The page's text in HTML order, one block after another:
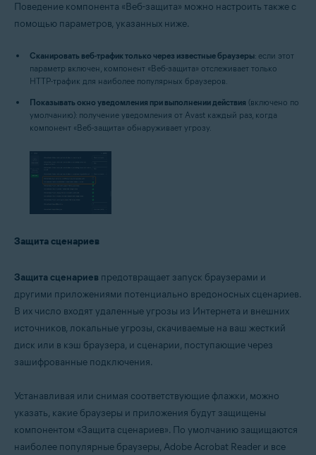
Поведение компонента «Веб-защита» можно настроить также с
помощью параметров, указанных ниже.
Сканировать веб-трафик только через известные браузеры: если этот
параметр включен, компонент «Веб-защита» отслеживает только
HTTP-трафик для наиболее популярных браузеров.
Показывать окно уведомления при выполнении действия (включено по
умолчанию): получение уведомления от Avast каждый раз, когда
компонент «Веб-защита» обнаруживает угрозу.
Защита сценариев
Защита сценариев предотвращает запуск браузерами и
другими приложениями потенциально вредоносных сценариев.
В их число входят удаленные угрозы из Интернета и внешних
источников, локальные угрозы, скачиваемые на ваш жесткий
диск или в кэш браузера, и сценарии, поступающие через
зашифрованные подключения.
Устанавливая или снимая соответствующие флажки, можно
указать, какие браузеры и приложения будут защищены
компонентом «Защита сценариев». По умолчанию защищаются
наиболее популярные браузеры, Adobe Acrobat Reader и все